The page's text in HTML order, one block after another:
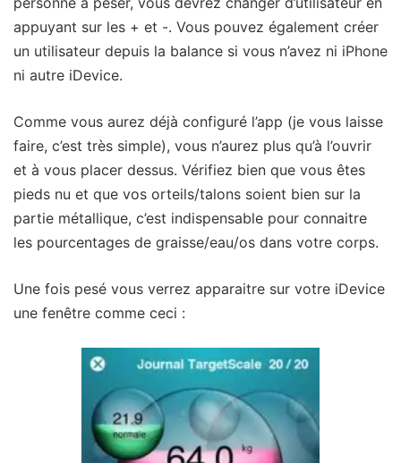
appuyant sur les + et -. Vous pouvez également créer
un utilisateur depuis la balance si vous n’avez ni iPhone
ni autre iDevice.
Comme vous aurez déjà configuré l’app (je vous laisse
faire, c’est très simple), vous n’aurez plus qu’à l’ouvrir
et à vous placer dessus. Vérifiez bien que vous êtes
pieds nu et que vos orteils/talons soient bien sur la
partie métallique, c’est indispensable pour connaitre
les pourcentages de graisse/eau/os dans votre corps.
Une fois pesé vous verrez apparaitre sur votre iDevice
une fenêtre comme ceci :